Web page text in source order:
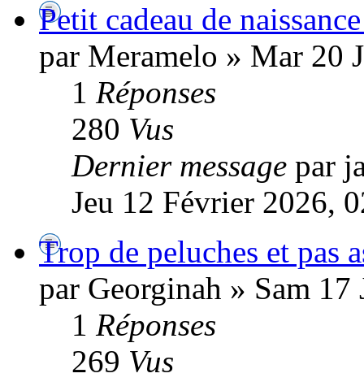
Petit cadeau de
par Meramelo » Mar 20
1 Réponses
280 Vus
Dernier message par
Jeu 12 Février 2026,
Trop de peluches et pas
par Georginah » Sam
1 Réponses
269 Vus